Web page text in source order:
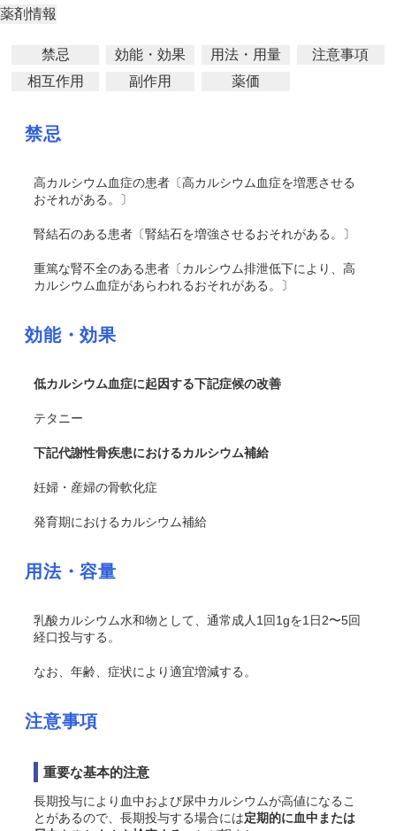
薬剤情報
禁忌 効能・効果 用法・用量
注意事項
相互作用
副作用 薬価
禁忌
高カルシウム血症の患者〔高カルシウム血症を増悪させる
おそれがある。〕
腎結石のある患者〔腎結石を増強させるおそれがある。〕
重篤な腎不全のある患者〔カルシウム排泄低下により、高
カルシウム血症があらわれるおそれがある。〕
効能・効果
低カルシウム血症に起因する下記症候の改善
テタニー
下記代謝性骨疾患におけるカルシウム補給
妊婦・産婦の骨軟化症
発育期におけるカルシウム補給
用法・容量
乳酸カルシウム水和物として、通常成人1回1gを1日2〜5回
経口投与する。
なお、年齢、症状により適宜増減する。
注意事項
重要な基本的注意
長期投与により血中および尿中カルシウムが高値になるこ
とがあるので、長期投与する場合には定期的に血中または